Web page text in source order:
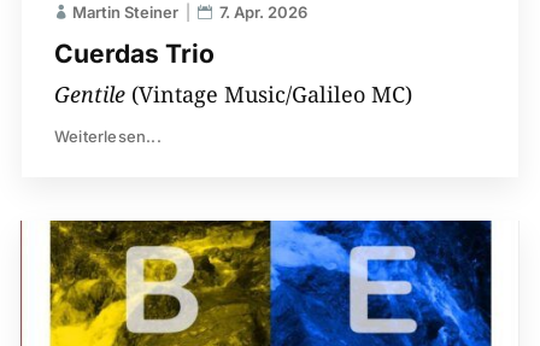
Cuerdas Trio
Martin Steiner 7. Apr. 2026
Gentile(Vintage Music/Galileo MC)
Weiterlesen...